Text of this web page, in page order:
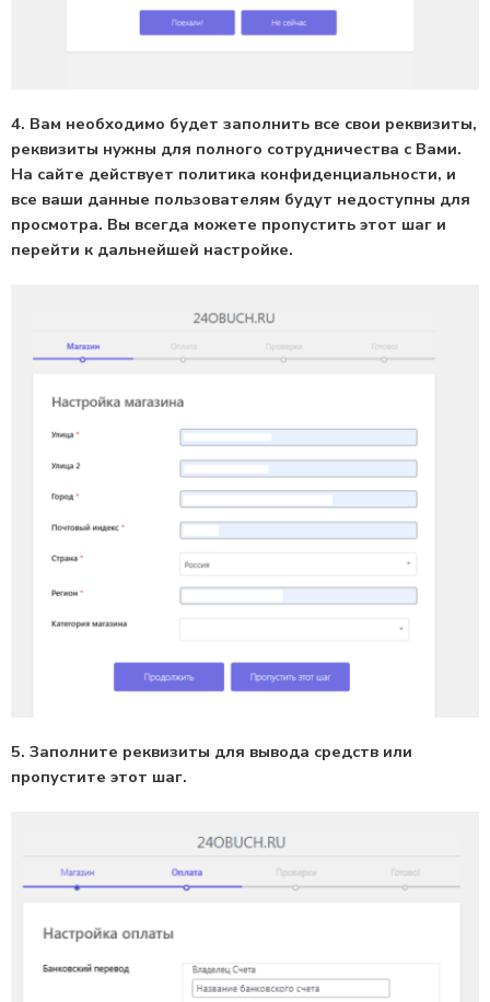
4. Вам необходимо будет заполнить все свои реквизиты,
реквизиты нужны для полного сотрудничества с Вами.
На сайте действует политика конфиденциальности, и
все ваши данные пользователям будут недоступны для
просмотра. Вы всегда можете пропустить этот шаг и
перейти к дальнейшей настройке.
5. Заполните реквизиты для вывода средств или
пропустите этот шаг.